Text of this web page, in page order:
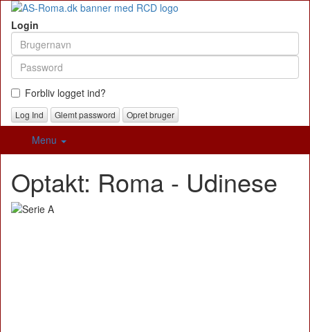
Login
Forbliv logget ind?
Glemt password Opret bruger
Menu
Optakt: Roma - Udinese